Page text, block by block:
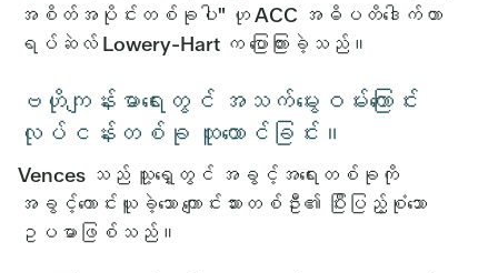
အစိတ်အပိုင်းတစ်ခုပါ" ဟု ACC အဓိပတိဒေါက်တာ
ရပ်ဆဲလ် Lowery-Hart က ပြောကြားခဲ့သည်။
ဗဟိုကျန်းမာရေးတွင် အသက်မွေးဝမ်းကြောင်း
လုပ်ငန်းတစ်ခု ထူထောင်ခြင်း။
Vences သည် သူ့ရှေ့တွင် အခွင့်အရေးတစ်ခုကို
အခွင့်ကောင်းယူခဲ့သော ကျောင်းသားတစ်ဦး၏ ပြီးပြည့်စုံသော
ဥပမာဖြစ်သည်။